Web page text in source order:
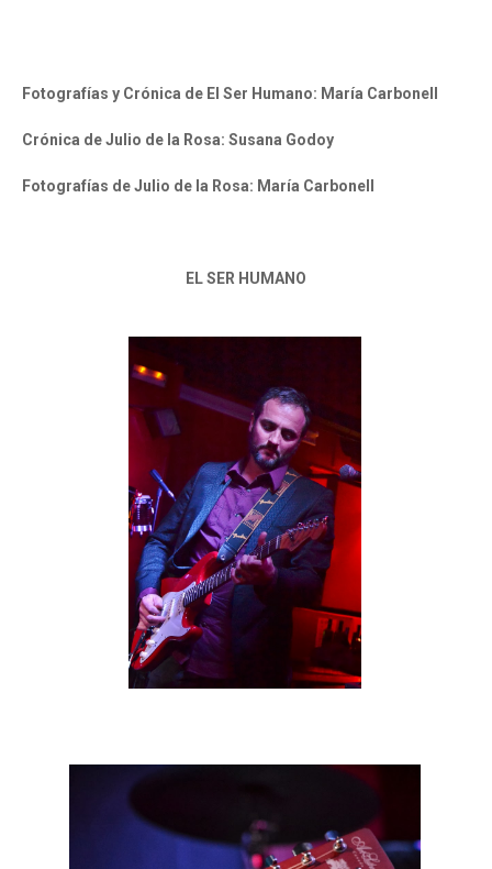
Fotografías y Crónica de El Ser Humano: María Carbonell
Crónica de Julio de la Rosa: Susana Godoy
Fotografías de Julio de la Rosa: María Carbonell
EL SER HUMANO